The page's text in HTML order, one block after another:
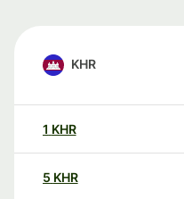
KHR
1 KHR
5 KHR